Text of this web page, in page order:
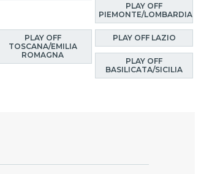
PLAY OFF
PIEMONTE/LOMBARDIA
PLAY OFF
TOSCANA/EMILIA
ROMAGNA
PLAY OFF LAZIO
PLAY OFF
BASILICATA/SICILIA